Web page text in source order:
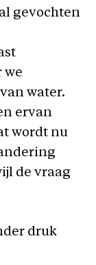
gevochten
we
water.
ervan
wordt nu
de vraag
druk